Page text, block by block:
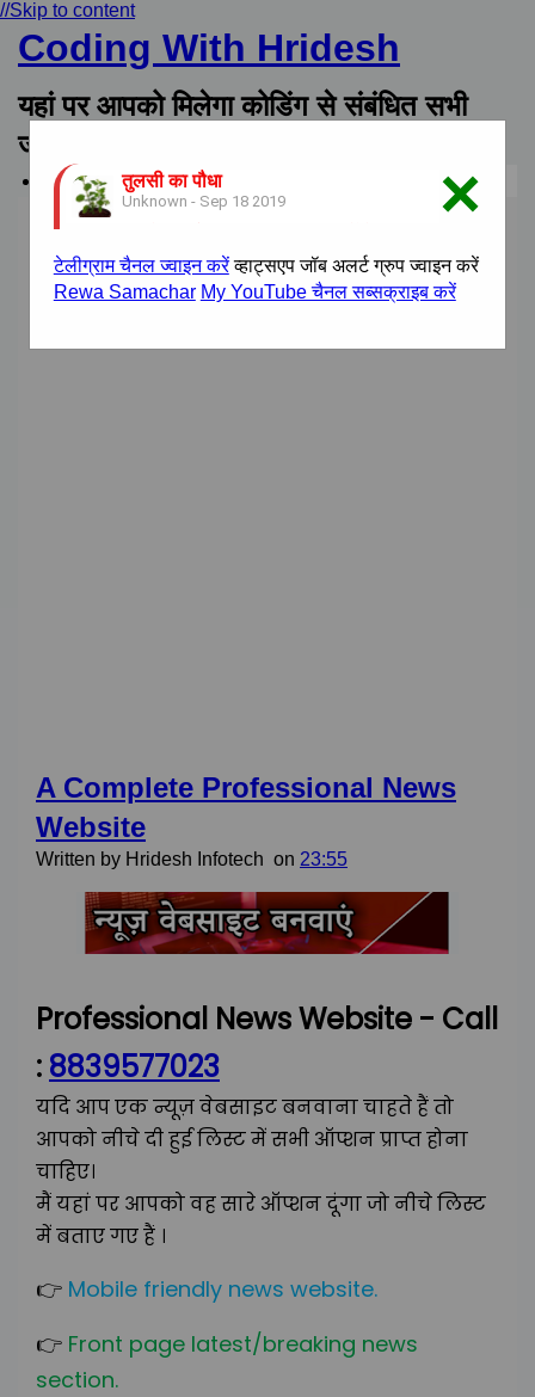
//Skip to content
Coding With Hridesh
यहां पर आपको मिलेगा कोडिंग से संबंधित सभी
जानकारी वह भी हिंदी में।
Home
A Complete Professional News
Website
Written by Hridesh Infotech on 23:55
Professional News Website - Call
: 8839577023
यदि आप एक न्यूज़ वेबसाइट बनवाना चाहते हैं तो
आपको नीचे दी हुई लिस्ट में सभी ऑप्शन प्राप्त होना
चाहिए।
मैं यहां पर आपको वह सारे ऑप्शन दूंगा जो नीचे लिस्ट
में बताए गए हैं ।
👉 Mobile friendly news website.
👉 Front page latest/breaking news
section.
×
तुलसी का पौधा
Unknown - Sep 18 2019
Unknown Jun 02 2026
टेलीग्राम चैनल ज्वाइन करें व्हाट्सएप जॉब अलर्ट ग्रुप ज्वाइन करें
Rewa Samachar My YouTube चैनल सब्सक्राइब करें